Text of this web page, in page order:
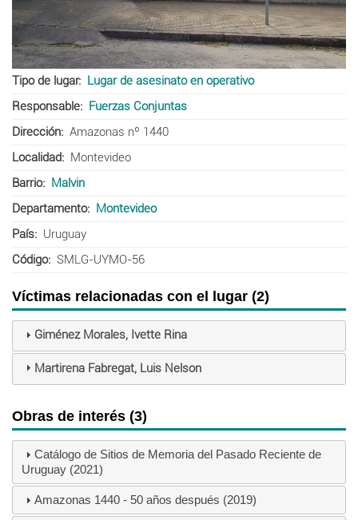
Tipo de lugar
Lugar de asesinato en operativo
Responsable
Fuerzas Conjuntas
Dirección
Amazonas nº 1440
Localidad
Montevideo
Barrio
Malvin
Departamento
Montevideo
País
Uruguay
Código
SMLG-UYMO-56
Víctimas relacionadas con el lugar (2)
Giménez Morales, Ivette Rina
Martirena Fabregat, Luis Nelson
Obras de interés (3)
Catálogo de Sitios de Memoria del Pasado Reciente de
Uruguay (2021)
Amazonas 1440 - 50 años después (2019)